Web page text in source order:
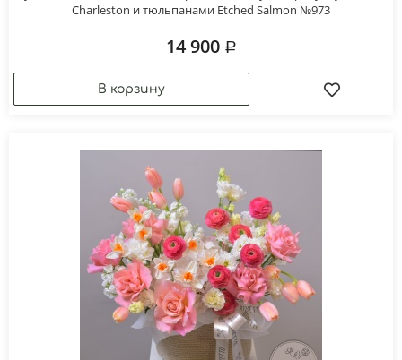
Charleston и тюльпанами Etched Salmon №973
14 900